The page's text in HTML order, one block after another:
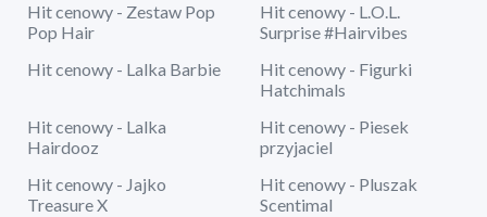
Hit cenowy - Zestaw Pop
Pop Hair
Hit cenowy - L.O.L.
Surprise #Hairvibes
Hit cenowy - Lalka Barbie
Hit cenowy - Figurki
Hatchimals
Hit cenowy - Lalka
Hairdooz
Hit cenowy - Piesek
przyjaciel
Hit cenowy - Jajko
Treasure X
Hit cenowy - Pluszak
Scentimal